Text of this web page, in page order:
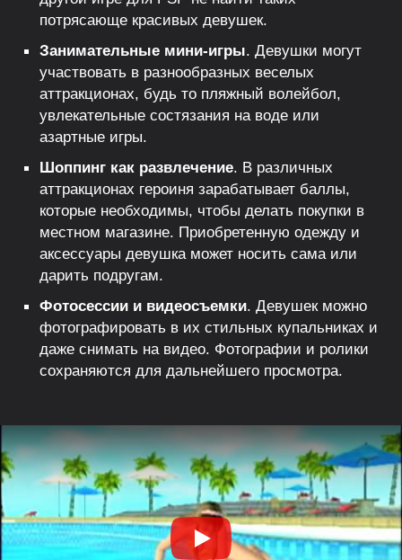
потрясающе красивых девушек.
Занимательные мини-игры. Девушки могут
участвовать в разнообразных веселых
аттракционах, будь то пляжный волейбол,
увлекательные состязания на воде или
азартные игры.
Шоппинг как развлечение. В различных
аттракционах героиня зарабатывает баллы,
которые необходимы, чтобы делать покупки в
местном магазине. Приобретенную одежду и
аксессуары девушка может носить сама или
дарить подругам.
Фотосессии и видеосъемки. Девушек можно
фотографировать в их стильных купальниках и
даже снимать на видео. Фотографии и ролики
сохраняются для дальнейшего просмотра.